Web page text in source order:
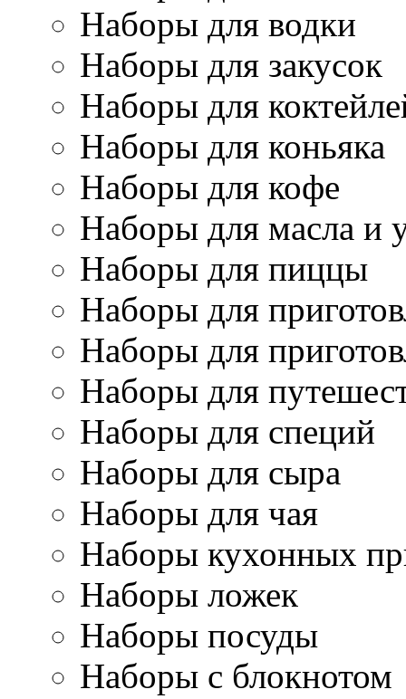
Наборы для водки
Наборы для закусок
Наборы для
Наборы для коньяка
Наборы для кофе
Наборы для масла и
Наборы для пиццы
Наборы для
Наборы для
Наборы для
Наборы для специй
Наборы для сыра
Наборы для чая
Наборы кухонных
Наборы ложек
Наборы посуды
Наборы с блокнотом